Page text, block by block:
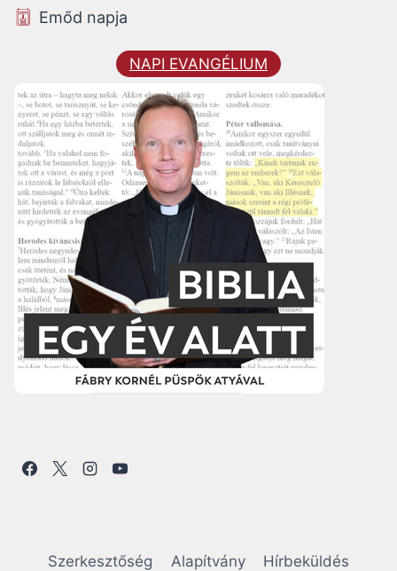
Emőd napja
NAPI EVANGÉLIUM
Szerkesztőség Alapítvány Hírbeküldés